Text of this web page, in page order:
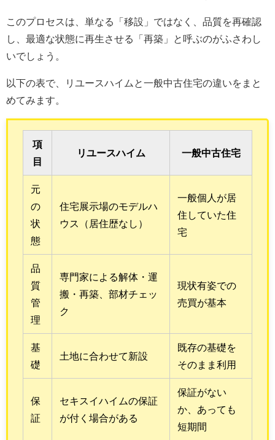
このプロセスは、単なる「移設」ではなく、品質を再確認
し、最適な状態に再生させる「再築」と呼ぶのがふさわし
いでしょう。
以下の表で、リユースハイムと一般中古住宅の違いをまと
めてみます。
項
目
リユースハイム 一般中古住宅
元
の
状
態
住宅展示場のモデルハ
ウス（居住歴なし）
一般個人が居
住していた住
宅
品
質
管
理
専門家による解体・運
搬・再築、部材チェッ
ク
現状有姿での
売買が基本
基
礎
土地に合わせて新設
既存の基礎を
そのまま利用
保
証
セキスイハイムの保証
が付く場合がある
保証がない
か、あっても
短期間